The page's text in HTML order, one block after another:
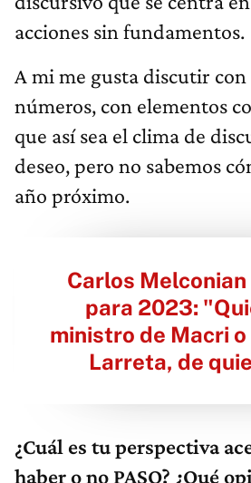
acciones sin fundamentos.
A mi me gusta discutir con
números, con elementos
que así sea el clima de
deseo, pero no sabemos
año próximo.
Carlos
para 2023:
ministro de Macri
Larreta, de
¿Cuál es tu perspectiva
haber o no PASO? ¿Qué